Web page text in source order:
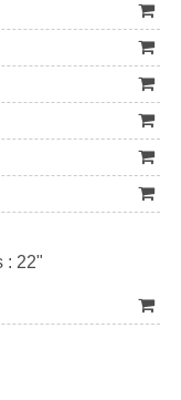
: 22"